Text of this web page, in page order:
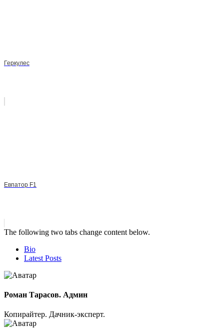
Геркулес
Евпатор F1
The following two tabs change content below.
Bio
Latest Posts
Роман Тарасов. Админ
Копирайтер. Дачник-эксперт.